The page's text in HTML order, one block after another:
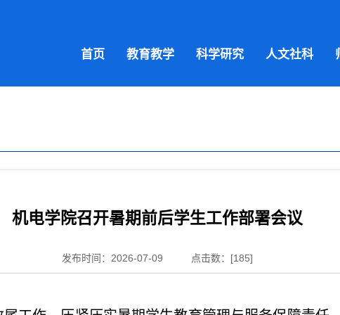
首页 教育教学 科学研究 人文社科
机电学院召开暑期前后学生工作部署会议
发布时间：2026-07-09 点击数：[185]